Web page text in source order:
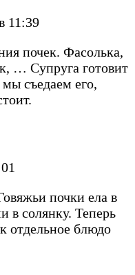
11:39
почек. Фасолька,
… Супруга готовит
съедаем его,
почки ела в
в солянку. Теперь
отдельное блюдо